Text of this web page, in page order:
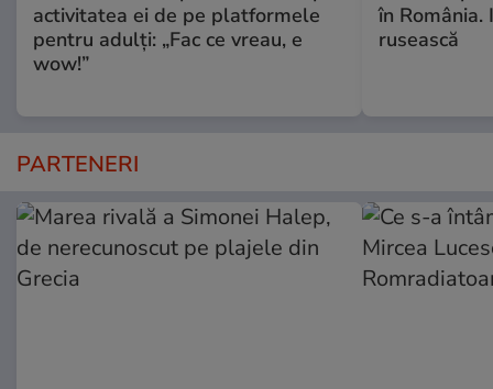
activitatea ei de pe platformele
pentru adulți: „Fac ce vreau, e
wow!”
în România.
rusească
PARTENERI